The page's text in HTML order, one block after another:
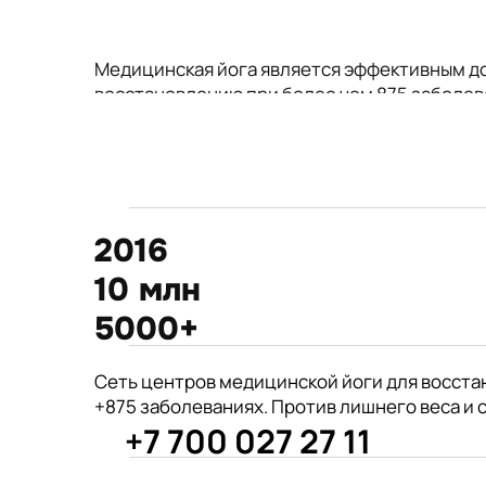
Медицинская йога является эффективным
восстановлению при более чем 875
Международные призеры 2-го
2016
10 млн
5000+
875+
год открытия первого
филиала центра Киран
врачей из 190 стран советуют
Сеть центров медицинской йоги для
+875 заболеваниях. Против лишнего веса и
+7 700 027 27 11